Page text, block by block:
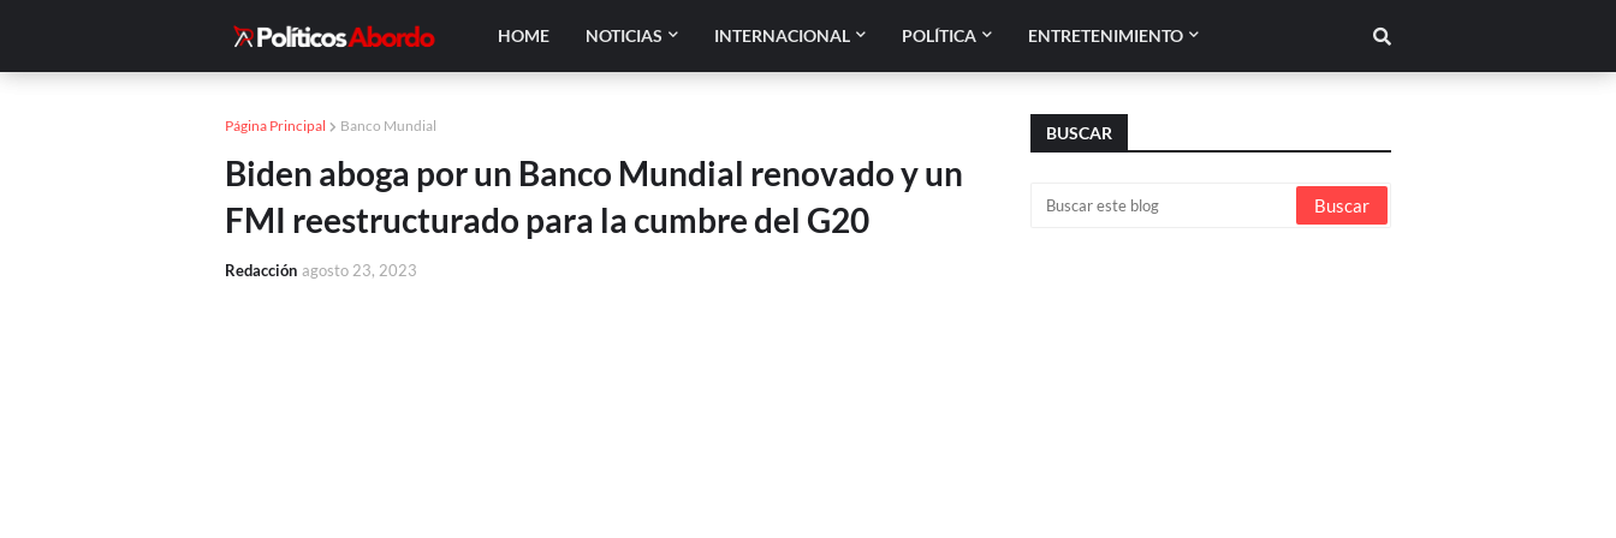
HOME NOTICIAS INTERNACIONAL POLÍTICA ENTRETENIMIENTO
Página Principal Banco Mundial
Biden aboga por un Banco Mundial renovado y un
FMI reestructurado para la cumbre del G20
Redacción agosto 23, 2023
BUSCAR